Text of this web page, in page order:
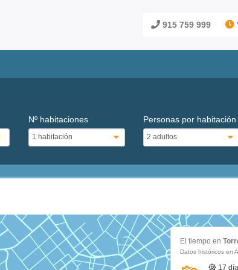
915 759 999
Nº habitaciones Personas por habitación
El tiempo en
Datos históricos en
17